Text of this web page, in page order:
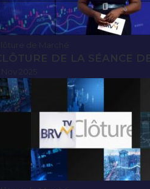
CLÔTURE DE LA SÉANCE